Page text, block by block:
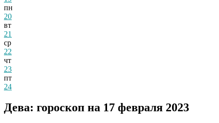
пн
20
вт
21
ср
22
чт
23
пт
24
Дева: гороскоп на 17 февраля 2023